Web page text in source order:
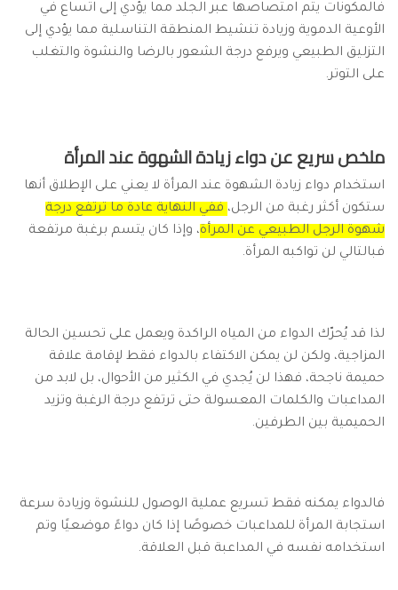
فالمكونات يتم امتصاصها عبر الجلد مما يؤدي إلى اتساع في
الأوعية الدموية وزيادة تنشيط المنطقة التناسلية مما يؤدي إلى
التزليق الطبيعي ويرفع درجة الشعور بالرضا والنشوة والتغلب
على التوتر.
ملخص سريع عن دواء زيادة الشهوة عند المرأة
استخدام دواء زيادة الشهوة عند المرأة لا يعني على الإطلاق أنها
ستكون أكثر رغبة من الرجل، ففي النهاية عادة ما ترتفع درجة
شهوة الرجل الطبيعي عن المرأة، وإذا كان يتسم برغبة مرتفعة
فبالتالي لن تواكبه المرأة.
لذا قد يُحرّك الدواء من المياه الراكدة ويعمل على تحسين الحالة
المزاجية، ولكن لن يمكن الاكتفاء بالدواء فقط لإقامة علاقة
حميمة ناجحة، فهذا لن يُجدي في الكثير من الأحوال، بل لابد من
المداعبات والكلمات المعسولة حتى ترتفع درجة الرغبة وتزيد
الحميمية بين الطرفين.
فالدواء يمكنه فقط تسريع عملية الوصول للنشوة وزيادة سرعة
استجابة المرأة للمداعبات خصوصًا إذا كان دواءً موضعيًا وتم
استخدامه نفسه في المداعبة قبل العلاقة.